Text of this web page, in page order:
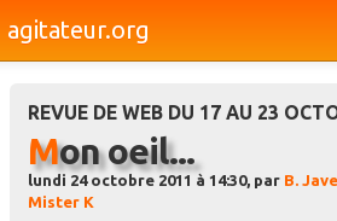
agitateur.org
Bourges & le Cher
Société
REVUE DE WEB DU 17 AU 23
Mon oeil...
lundi 24 octobre 2011 à 14:30, par B.
Mister K